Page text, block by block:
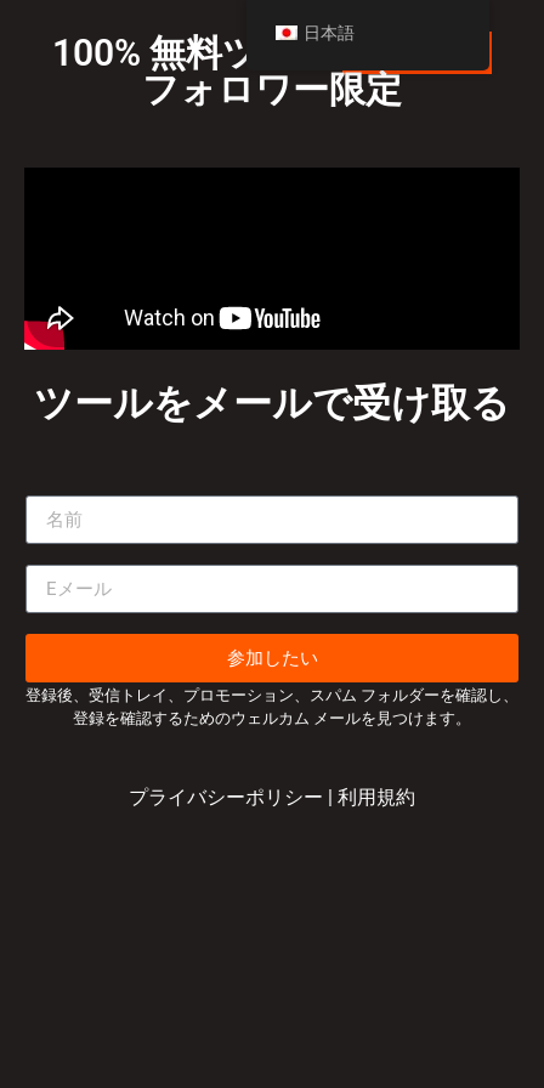
100% 無料ツールリリース
フォロワー限定
ツールをメールで受け取る
参加したい
登録後、受信トレイ、プロモーション、スパム フォルダーを確認し、
登録を確認するためのウェルカム メールを見つけます。
プライバシーポリシー 利用規約
日本語